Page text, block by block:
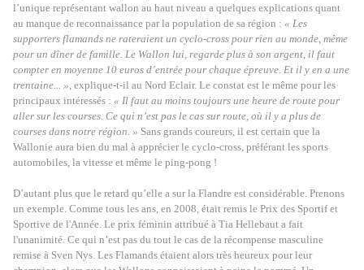
l’unique représentant wallon au haut niveau a quelques explications quant
au manque de reconnaissance par la population de sa région : « Les
supporters flamands ne rateraient un cyclo-cross pour rien au monde, même
pour un dîner de famille. Le Wallon lui, regarde plus à son argent, il faut
compter en moyenne 10 euros d’entrée pour chaque épreuve. Et il y en a une
trentaine... », explique-t-il au Nord Eclair. Le constat est le même pour les
principaux intéressés : « Il faut au moins toujours une heure de route pour
aller sur les courses. Ce qui n’est pas le cas sur route, où il y a plus de
courses dans notre région. » Sans grands coureurs, il est certain que la
Wallonie aura bien du mal à apprécier le cyclo-cross, préférant les sports
automobiles, la vitesse et même le ping-pong !
D’autant plus que le retard qu’elle a sur la Flandre est considérable. Prenons
un exemple. Comme tous les ans, en 2008, était remis le Prix des Sportif et
Sportive de l'Année. Le prix féminin attribué à Tia Hellebaut a fait
l'unanimité. Ce qui n’est pas du tout le cas de la récompense masculine
remise à Sven Nys. Les Flamands étaient alors très heureux pour leur